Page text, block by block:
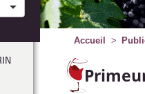
Accueil